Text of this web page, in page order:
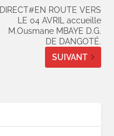
DIRECT#EN ROUTE VERS
LE 04 AVRIL accueille
M.Ousmane MBAYE D.G.
DE DANGOTÉ.
SUIVANT